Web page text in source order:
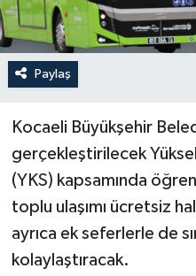
Paylaş
Kocaeli Büyükşehir
gerçekleştirilecek
(YKS) kapsamında
toplu ulaşımı ücretsiz
ayrıca ek seferlerle de
kolaylaştıracak.